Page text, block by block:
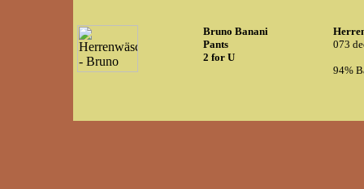
Bruno Banani
Pants
2 for U
073
94%